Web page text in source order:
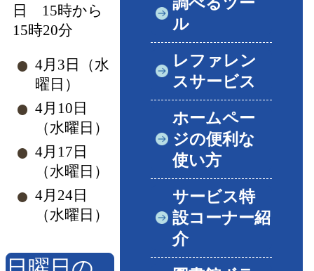
日 15時から
15時20分
4月3日（水
曜日）
4月10日
（水曜日）
4月17日
（水曜日）
4月24日
（水曜日）
ル
レファレン
スサービス
ホームペー
ジの便利な
使い方
サービス特
設コーナー紹
介